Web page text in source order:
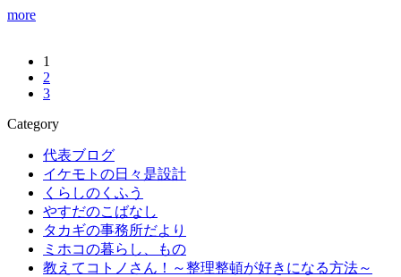
more
1
2
3
Category
代表ブログ
イケモトの日々是設計
くらしのくふう
やすだのこばなし
タカギの事務所だより
ミホコの暮らし、もの
教えてコトノさん！～整理整頓が好きになる方法～